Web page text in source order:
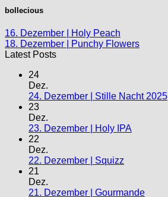
bollecious
16. Dezember | Holy Peach
18. Dezember | Punchy Flowers
Latest Posts
24
Dez.
24. Dezember | Stille Nacht 2025
23
Dez.
23. Dezember | Holy IPA
22
Dez.
22. Dezember | Squizz
21
Dez.
21. Dezember | Gourmande